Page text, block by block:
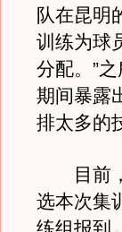
队在昆明
训练为球
分配。”
期间暴露
排太多的
目前，
选本次集